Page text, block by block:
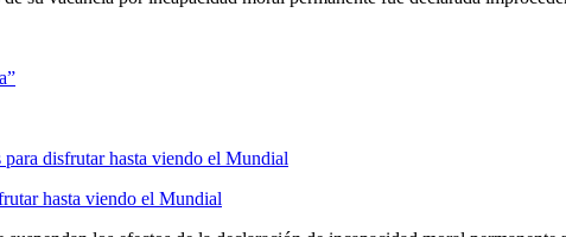
hasta viendo el Mundial